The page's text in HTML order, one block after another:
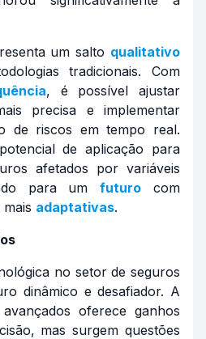
um salto qualitativo
tradicionais. Com
, é possível ajustar
precisa e implementar
de riscos em tempo real.
de aplicação para
afetados por variáveis
para umfuturo
com
adaptativas.
no setor de seguros
dinâmico e desafiador. A
oferece ganhos
mas surgem questões